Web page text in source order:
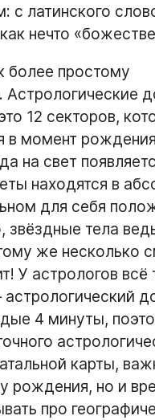
с латинского
нечто
более простому
Астрологические
12 секторов,
в момент рождения
на свет
находятся в
для себя
звёздные тела
же несколько
У астрологов всё
4 минуты,
карты,
рождения, но и
про